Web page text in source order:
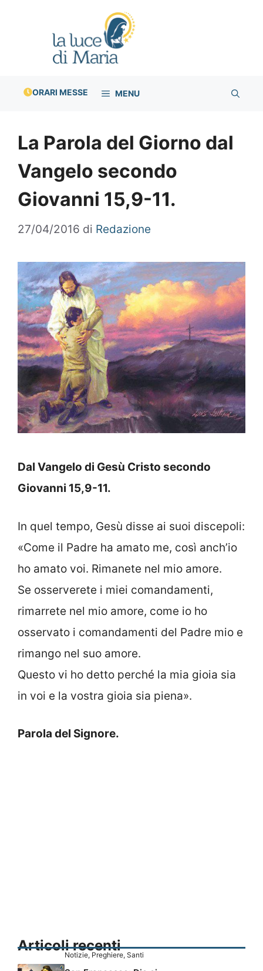
ORARI MESSE MENU
La Parola del Giorno dal
Vangelo secondo
Giovanni 15,9-11.
27/04/2016 di Redazione
Dal Vangelo di Gesù Cristo secondo
Giovanni 15,9-11.
In quel tempo, Gesù disse ai suoi discepoli:
«Come il Padre ha amato me, così anch’io
ho amato voi. Rimanete nel mio amore.
Se osserverete i miei comandamenti,
rimarrete nel mio amore, come io ho
osservato i comandamenti del Padre mio e
rimango nel suo amore.
Questo vi ho detto perché la mia gioia sia
in voi e la vostra gioia sia piena».
Parola del Signore.
Articoli recenti
Notizie, Preghiere, Santi